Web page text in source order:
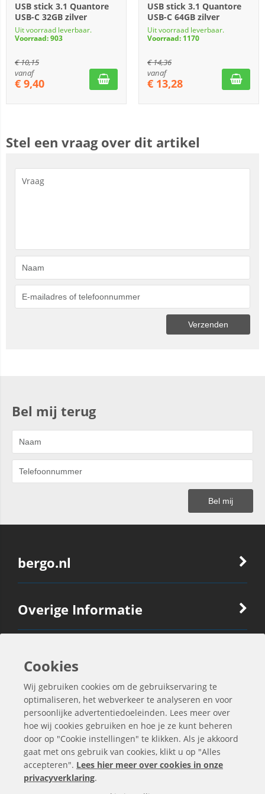
USB stick 3.1 Quantore
USB-C 32GB zilver
Uit voorraad leverbaar.
Voorraad: 903
€10,15
vanaf
€ 9,40
USB stick 3.1 Quantore
USB-C 64GB zilver
Uit voorraad leverbaar.
Voorraad: 1170
€14,36
vanaf
€ 13,28
Stel een vraag over dit artikel
Bel mij terug
bergo.nl
Overige Informatie
Ook Interessant
Contactgegevens
Cookies
Wij gebruiken cookies om de gebruikservaring te
optimaliseren, het webverkeer te analyseren en voor
persoonlijke advertentiedoeleinden. Lees meer over
hoe wij cookies gebruiken en hoe je ze kunt beheren
door op "Cookie instellingen" te klikken. Als je akkoord
gaat met ons gebruik van cookies, klikt u op "Alles
accepteren". Lees hier meer over cookies in onze
privacyverklaring.